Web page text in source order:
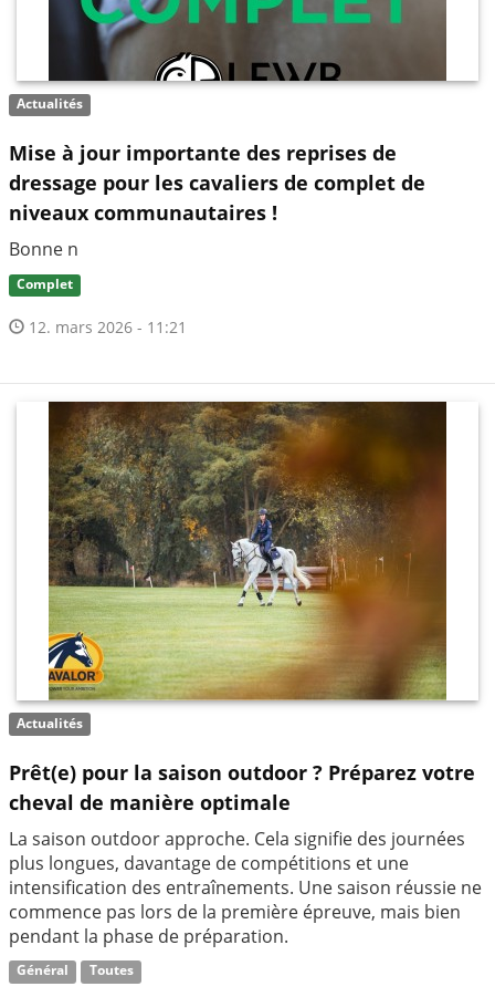
Actualités
Mise à jour importante des reprises de
dressage pour les cavaliers de complet de
niveaux communautaires !
Bonne n
Complet
12. mars 2026 - 11:21
Actualités
Prêt(e) pour la saison outdoor ? Préparez votre
cheval de manière optimale
La saison outdoor approche. Cela signifie des journées
plus longues, davantage de compétitions et une
intensification des entraînements. Une saison réussie ne
commence pas lors de la première épreuve, mais bien
pendant la phase de préparation.
Général Toutes